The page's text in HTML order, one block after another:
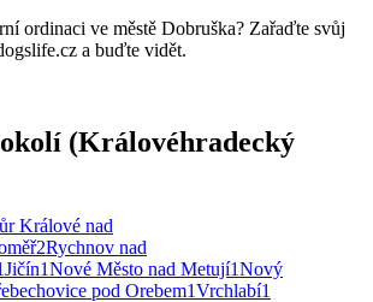
ordinaci ve městě Dobruška? Zařaďte svůj
a buďte vidět.
(Královéhradecký
Králové nad
2Rychnov nad
Jičín1Nové Město nad Metují1Nový
pod Orebem1Vrchlabí1